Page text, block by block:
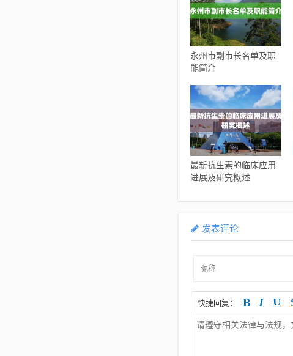
永州市副市长名单及职
能简介
最新抗生素的临床应用
进展及研究概述
发表评论
快捷回复：